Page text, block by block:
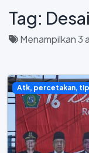
Tag:
Menampilkan 3
Atk, percetakan,